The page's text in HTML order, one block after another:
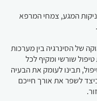
המגע, צמחי המרפא
של הסינרגיה בין מערכות
שורשי ומקיף לכל
תבינו לעומק את הבעיה
לשפר את אורך חייכם